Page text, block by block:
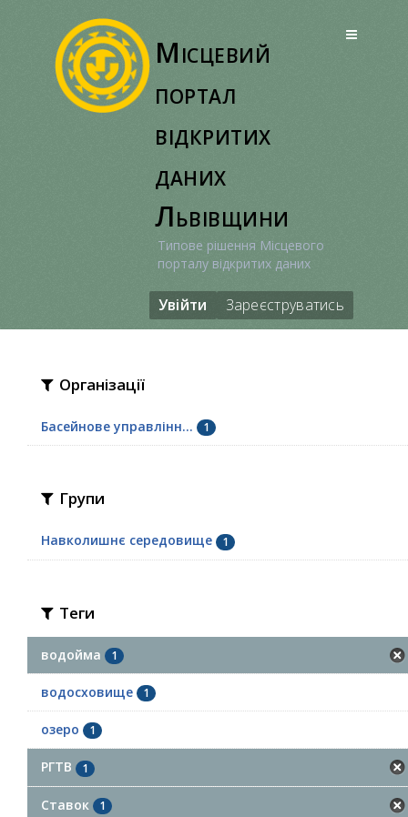
Місцевий
портал
відкритих
даних
Львівщини
Типове рішення Місцевого
порталу відкритих даних
Увійти Зареєструватись
Організації
Басейнове управлінн... 1
Групи
Навколишнє середовище 1
Теги
водойма 1
водосховище 1
озеро 1
РГТВ 1
Ставок 1